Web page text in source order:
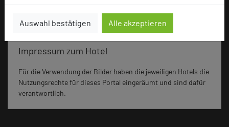
Auswahl bestätigen Alle akzeptieren
30 Tagen auf diesem Portal aufgerufen.
Impressum zum Hotel
Für die Verwendung der Bilder haben die jeweiligen Hotels die
Nutzungsrechte für dieses Portal eingeräumt und sind dafür
verantwortlich.